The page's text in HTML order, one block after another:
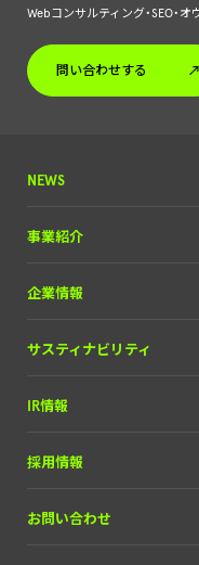
Webコンサルティング・SEO・
問い合わせする
NEWS
プレスリリース
掲載実績
事業紹介
DX＆マーケティング
メディア＆ソリューション
企業情報
理念と経営方針
会社概要
サスティナビリティ
IR情報
IRライブラリー
株式について
採用情報
中途採用
お問い合わせ